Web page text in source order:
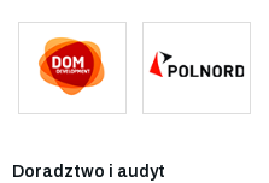
Doradztwo i audyt